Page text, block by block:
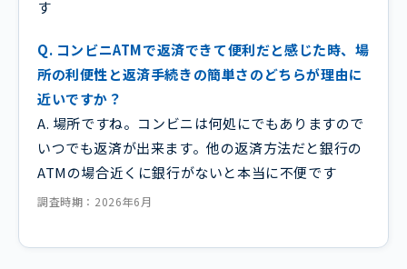
す
Q. コンビニATMで返済できて便利だと感じた時、場
所の利便性と返済手続きの簡単さのどちらが理由に
近いですか？
A. 場所ですね。コンビニは何処にでもありますので
いつでも返済が出来ます。他の返済方法だと銀行の
ATMの場合近くに銀行がないと本当に不便です
調査時期：2026年6月